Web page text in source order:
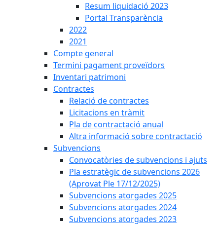
Resum liquidació 2023
Portal Transparència
2022
2021
Compte general
Termini pagament proveïdors
Inventari patrimoni
Contractes
Relació de contractes
Licitacions en tràmit
Pla de contractació anual
Altra informació sobre contractació
Subvencions
Convocatòries de subvencions i ajuts
Pla estratègic de subvencions 2026
(Aprovat Ple 17/12/2025)
Subvencions atorgades 2025
Subvencions atorgades 2024
Subvencions atorgades 2023